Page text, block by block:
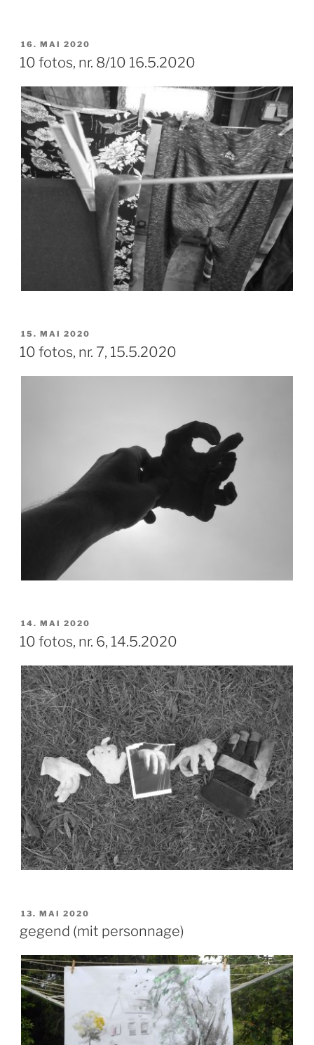
VERÖFFENTLICHT
AM
16. MAI 2020
10 fotos, nr. 8/10 16.5.2020
VERÖFFENTLICHT
AM
15. MAI 2020
10 fotos, nr. 7, 15.5.2020
VERÖFFENTLICHT
AM
14. MAI 2020
10 fotos, nr. 6, 14.5.2020
VERÖFFENTLICHT
13. MAI 2020
gegend (mit personnage)